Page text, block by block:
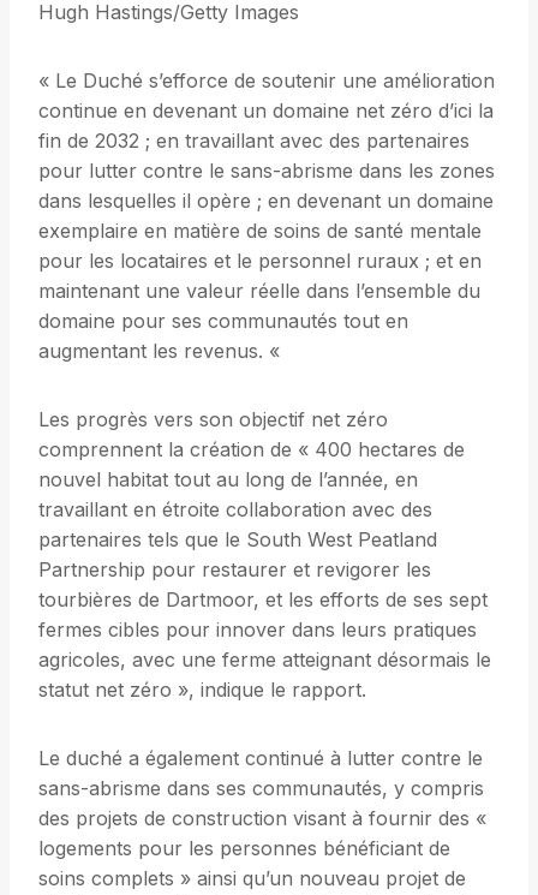
Hugh Hastings/Getty Images
« Le Duché s’efforce de soutenir une amélioration
continue en devenant un domaine net zéro d’ici la
fin de 2032 ; en travaillant avec des partenaires
pour lutter contre le sans-abrisme dans les zones
dans lesquelles il opère ; en devenant un domaine
exemplaire en matière de soins de santé mentale
pour les locataires et le personnel ruraux ; et en
maintenant une valeur réelle dans l’ensemble du
domaine pour ses communautés tout en
augmentant les revenus. «
Les progrès vers son objectif net zéro
comprennent la création de « 400 hectares de
nouvel habitat tout au long de l’année, en
travaillant en étroite collaboration avec des
partenaires tels que le South West Peatland
Partnership pour restaurer et revigorer les
tourbières de Dartmoor, et les efforts de ses sept
fermes cibles pour innover dans leurs pratiques
agricoles, avec une ferme atteignant désormais le
statut net zéro », indique le rapport.
Le duché a également continué à lutter contre le
sans-abrisme dans ses communautés, y compris
des projets de construction visant à fournir des «
logements pour les personnes bénéficiant de
soins complets » ainsi qu’un nouveau projet de